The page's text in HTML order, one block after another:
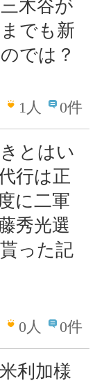
木谷が
でも新
では？
1人 0件
とはい
行は正
に二軍
秀光選
った記
0人 0件
利加様